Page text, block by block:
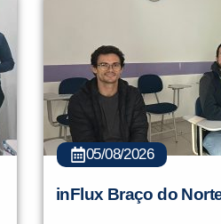
05/08/2026
inFlux Braço do